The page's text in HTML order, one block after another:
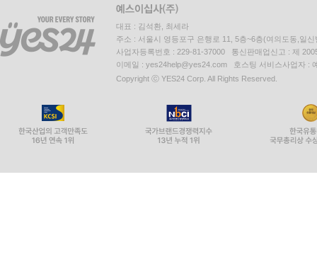
대표 : 김석환, 최세라
주소 : 서울시 영등포구 은행로 11, 5층~6층(여의도동,일신
사업자등록번호 : 229-81-37000 통신판매업신고 : 제
이메일 : yes24help@yes24.com 호스팅 서비스사업자 :
Copyright ⓒ YES24 Corp. All Rights Reserved.